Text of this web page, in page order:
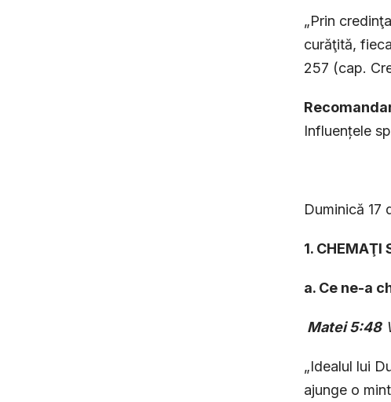
„Prin
curăţită,
257 (cap.
Influențele
Duminică 17
1. CHEMAŢI
a. Ce ne-a
Matei 5:48
„Idealul lui
ajunge o